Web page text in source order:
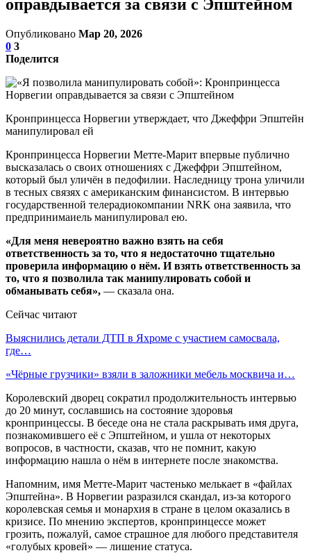
оправдывается за связи с Эпштейном
Опубликовано Мар 20, 2026
0 3
Поделится
Кронпринцесса Норвегии утверждает, что Джеффри Эпштейн
манипулировал ей
Кронпринцесса Норвегии Метте-Марит впервые публично
высказалась о своих отношениях с Джеффри Эпштейном,
который был уличён в педофилии. Наследницу трона уличили
в тесных связях с американским финансистом. В интервью
государственной телерадиокомпании NRK она заявила, что
предпринимаиель манипулировал ею.
«Для меня невероятно важно взять на себя
ответственность за то, что я недостаточно тщательно
проверила информацию о нём. И взять ответственность за
то, что я позволила так манипулировать собой и
обманывать себя», — сказала она.
Сейчас читают
Выяснились детали ДТП в Яхроме с участием самосвала,
где…
«Чёрные грузчики» взяли в заложники мебель москвича и…
Королевский дворец сократил продолжительность интервью
до 20 минут, сославшись на состояние здоровья
кронпринцессы. В беседе она не стала раскрывать имя друга,
познакомившего её с Эпштейном, и ушла от некоторых
вопросов, в частности, сказав, что не помнит, какую
информацию нашла о нём в интернете после знакомства.
Напомним, имя Метте-Марит частенько мелькает в «файлах
Эпштейна». В Норвегии разразился скандал, из-за которого
королевская семья и монархия в стране в целом оказались в
кризисе. По мнению экспертов, кронпринцессе может
грозить, пожалуй, самое страшное для любого представителя
«голубых кровей» — лишение статуса.